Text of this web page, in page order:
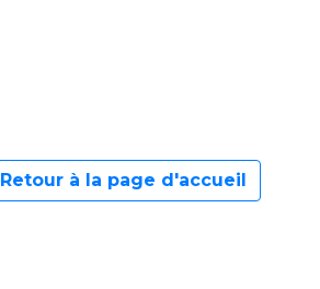
Retour à la page d'accueil